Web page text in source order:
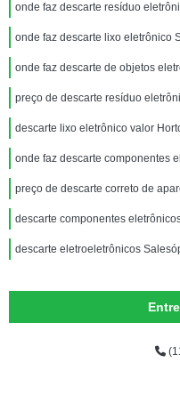
onde faz descarte resíduo
onde faz descarte lixo eletrônico
onde faz descarte de objetos
preço de descarte resíduo
descarte lixo eletrônico valor
onde faz descarte componentes
preço de descarte correto de
descarte componentes
descarte eletroeletrônicos